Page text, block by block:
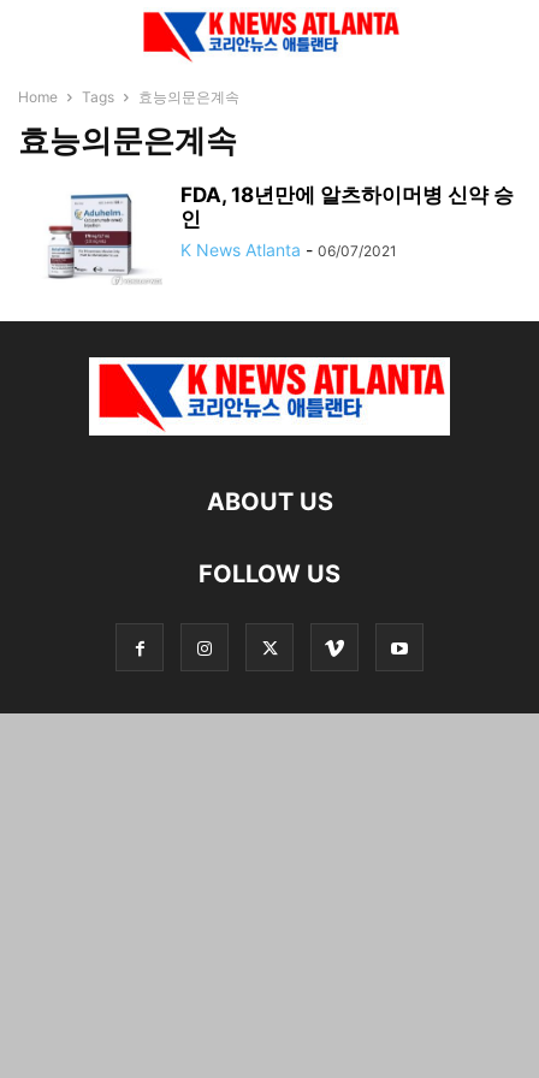
Home Tags 효능의문은계속
효능의문은계속
FDA, 18년만에 알츠하이머병 신약 승
인
K News Atlanta - 06/07/2021
ABOUT US
FOLLOW US